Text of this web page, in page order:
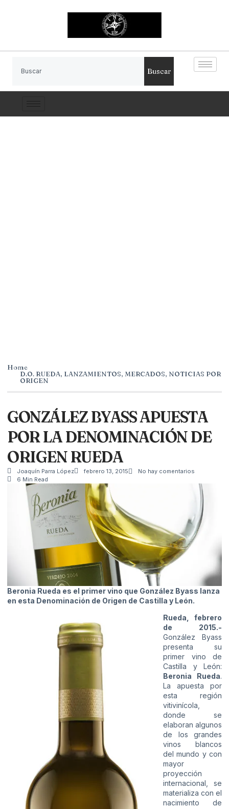
Buscar
Home
D.O. RUEDA, LANZAMIENTOS, MERCADOS, NOTICIAS POR
ORIGEN
GONZÁLEZ BYASS APUESTA
POR LA DENOMINACIÓN DE
ORIGEN RUEDA
Joaquín Parra López febrero 13, 2015
No hay comentarios
6 Min Read
Beronia Rueda es el primer vino que González Byass lanza
en esta Denominación de Origen de Castilla y León.
Rueda, febrero
de 2015.-
González Byass
presenta su
primer vino de
Castilla y León:
Beronia Rueda.
La apuesta por
esta región
vitivinícola,
donde se
elaboran algunos
de los grandes
vinos blancos
del mundo y con
mayor
proyección
internacional, se
materializa con el
nacimiento de